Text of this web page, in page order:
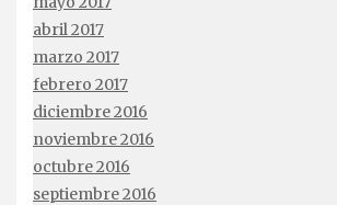
abril 2017
marzo 2017
febrero 2017
diciembre 2016
noviembre 2016
octubre 2016
septiembre 2016